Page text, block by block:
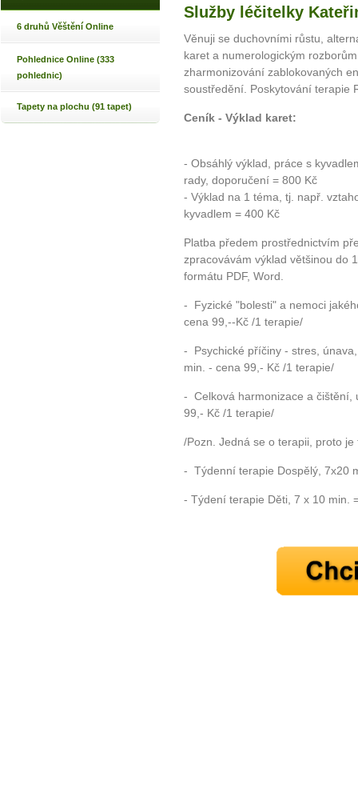
10 tipů
6 druhů Věštění Online
Pohlednice Online (333
pohlednic)
Tapety na plochu (91 tapet)
Služby léčitelky
Věnuji se duchovními růstu,
karet a numerologickým
zharmonizování zablokovaných
soustředění. Poskytování terapie
Ceník - Výklad karet:
- Obsáhlý výklad, práce s
rady, doporučení = 800 Kč
- Výklad na 1 téma, tj. např.
kyvadlem = 400 Kč
Platba předem prostřednictvím
zpracovávám výklad většinou do
formátu PDF, Word.
- Fyzické "bolesti" a nemoci
cena 99,--Kč /1 terapie/
- Psychické příčiny - stres,
min. - cena 99,- Kč /1 terapie/
- Celková harmonizace a čištění,
99,- Kč /1 terapie/
/Pozn. Jedná se o terapii, proto
- Týdenní terapie Dospělý, 7x20
- Týdení terapie Děti, 7 x 10 min.